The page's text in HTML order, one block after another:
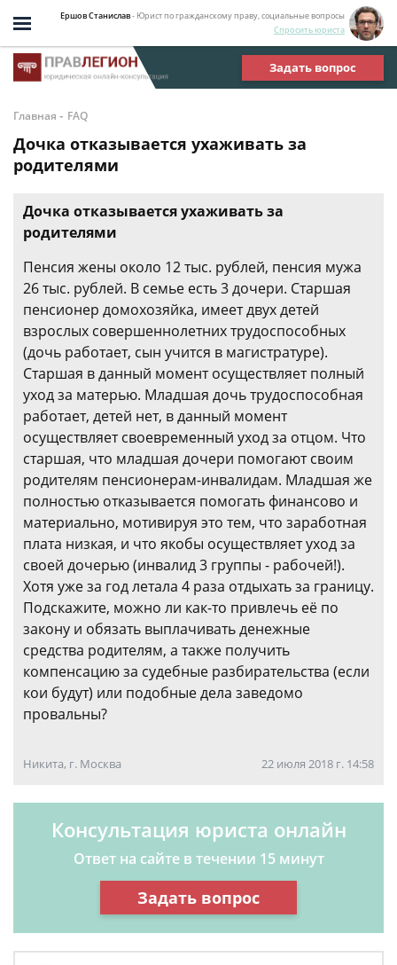
Ершов Станислав- Юрист по гражданскому праву, социальные вопросы
Спросить юриста
Задать вопрос
Главная - FAQ
Дочка отказывается ухаживать за
родителями
Дочка отказывается ухаживать за
родителями
Пенсия жены около 12 тыс. рублей, пенсия мужа
26 тыс. рублей. В семье есть 3 дочери. Старшая
пенсионер домохозяйка, имеет двух детей
взрослых совершеннолетних трудоспособных
(дочь работает, сын учится в магистратуре).
Старшая в данный момент осуществляет полный
уход за матерью. Младшая дочь трудоспособная
работает, детей нет, в данный момент
осуществляет своевременный уход за отцом. Что
старшая, что младшая дочери помогают своим
родителям пенсионерам-инвалидам. Младшая же
полностью отказывается помогать финансово и
материально, мотивируя это тем, что заработная
плата низкая, и что якобы осуществляет уход за
своей дочерью (инвалид 3 группы - рабочей!).
Хотя уже за год летала 4 раза отдыхать за границу.
Подскажите, можно ли как-то привлечь её по
закону и обязать выплачивать денежные
средства родителям, а также получить
компенсацию за судебные разбирательства (если
кои будут) или подобные дела заведомо
провальны?
Никита, г. Москва 22 июля 2018 г. 14:58
Консультация юриста онлайн
Ответ на сайте в течении 15 минут
Задать вопрос